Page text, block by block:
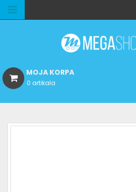
MOJA KORPA
0 artikala